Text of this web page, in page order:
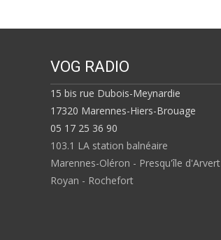
VOG RADIO
15 bis rue Dubois-Meynardie
17320 Marennes-Hiers-Brouage
05 17 25 36 90
103.1 LA station balnéaire
Marennes-Oléron - Presqu'île d'Arvert
Royan - Rochefort